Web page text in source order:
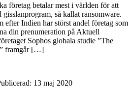
företag betalar mest i världen för att
så kallat ransomware.
efter Indien har störst andel företag som
din prenumeration på Aktuell
Sophos globala studie ”The
framgår […]
13 maj 2020